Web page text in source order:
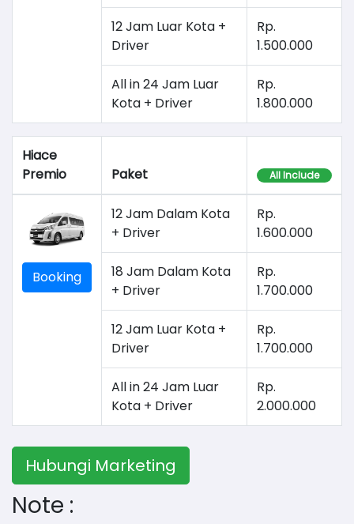
12 Jam Luar Kota +
Driver
Rp.
1.500.000
All in 24 Jam Luar
Kota + Driver
Rp.
1.800.000
Hiace
Premio
Paket All Include
Booking
12 Jam Dalam Kota
+ Driver
Rp.
1.600.000
18 Jam Dalam Kota
+ Driver
Rp.
1.700.000
12 Jam Luar Kota +
Driver
Rp.
1.700.000
All in 24 Jam Luar
Kota + Driver
Rp.
2.000.000
Hubungi Marketing
Note :